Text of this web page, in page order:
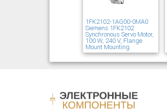
1FK2102-1AG00-0MA0
Siemens 1FK2102
Synchronous Servo Motor,
100 W, 240 V, Flange
Mount Mounting